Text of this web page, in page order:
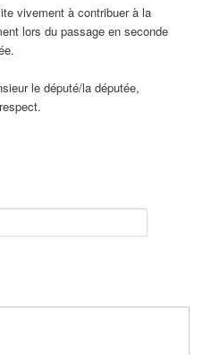
vivement à contribuer à la
lors du passage en seconde
le député/la députée,